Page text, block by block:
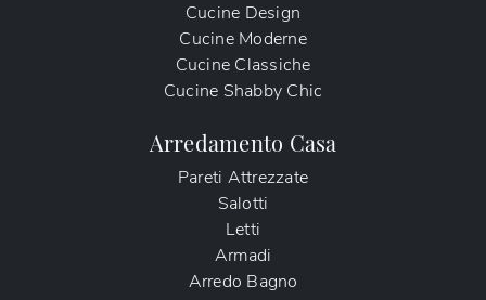
Cucine Design
Cucine Moderne
Cucine Classiche
Cucine Shabby Chic
Arredamento Casa
Pareti Attrezzate
Salotti
Letti
Armadi
Arredo Bagno